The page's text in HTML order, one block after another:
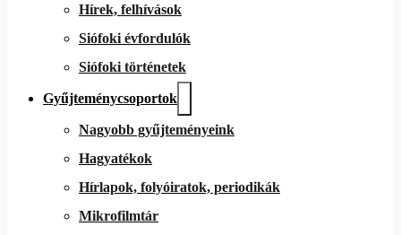
Hírek, felhívások
Siófoki évfordulók
Siófoki történetek
Gyűjteménycsoportok
Nagyobb gyűjteményeink
Hagyatékok
Hírlapok, folyóiratok, periodikák
Mikrofilmtár